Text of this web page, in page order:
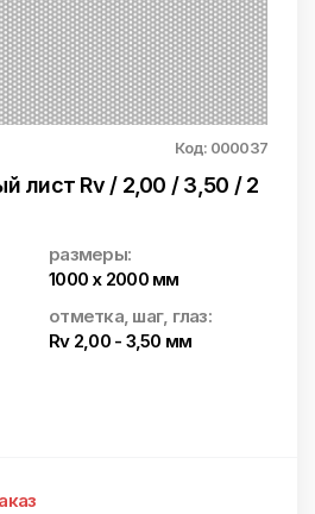
Код: 000037
лист Rv / 2,00 / 3,50 / 2
размеры:
1000 x 2000 мм
отметка, шаг, глаз:
Rv 2,00 - 3,50 мм